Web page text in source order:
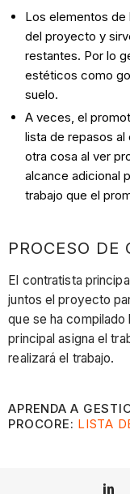
Los elementos de
del proyecto y
restantes. Por lo
estéticos como
suelo.
A veces, el
lista de repasos
otra cosa al ver
alcance adicional
trabajo que el
PROCESO DE
El contratista
juntos el proyecto
que se ha compilado
principal asigna el
realizará el trabajo.
APRENDA A
PROCORE: LISTA